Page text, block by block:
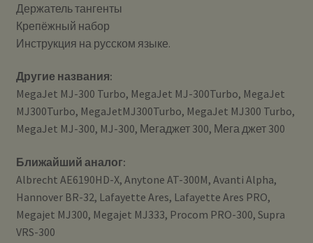
Держатель тангенты
Крепёжный набор
Инструкция на русском языке.
Другие названия:
MegaJet MJ-300 Turbo, MegaJet MJ-300Turbo, MegaJet
MJ300Turbo, MegaJetMJ300Turbo, MegaJet MJ300 Turbo,
MegaJet MJ-300, MJ-300, Мегаджет 300, Мега джет 300
Ближайший аналог:
Albrecht AE6190HD-X, Anytone AT-300M, Avanti Alpha,
Hannover BR-32, Lafayette Ares, Lafayette Ares PRO,
Megajet MJ300, Megajet MJ333, Procom PRO-300, Supra
VRS-300